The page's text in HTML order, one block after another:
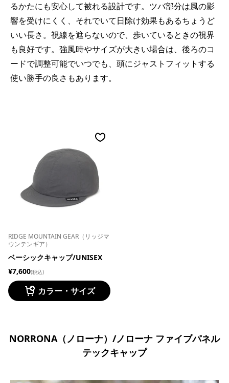
るかたにも安心して被れる設計です。ツバ部分は風の影
響を受けにくく、それでいて日除け効果もあるちょうど
いい長さ。視線を遮らないので、歩いているときの視界
も良好です。強風時やサイズが大きい場合は、後ろのコ
ードで調整可能でいつでも、頭にジャストフィットする
使い勝手の良さもあります。
RIDGE MOUNTAIN GEAR（リッジマ
ウンテンギア）
ベーシックキャップ/UNISEX
¥7,600(税込)
カラー・サイズ
NORRONA（ノローナ）/ノローナ ファイブパネル
テックキャップ